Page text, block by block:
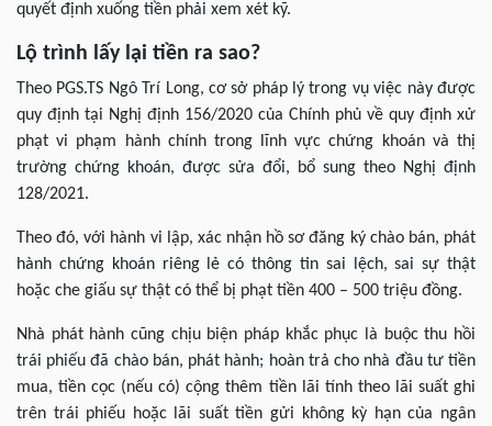
quyết định xuống tiền phải xem xét kỹ.
Lộ trình lấy lại tiền ra sao?
Theo PGS.TS Ngô Trí Long, cơ sở pháp lý trong vụ việc này được
quy định tại Nghị định 156/2020 của Chính phủ về quy định xử
phạt vi phạm hành chính trong lĩnh vực chứng khoán và thị
trường chứng khoán, được sửa đổi, bổ sung theo Nghị định
128/2021.
Theo đó, với hành vi lập, xác nhận hồ sơ đăng ký chào bán, phát
hành chứng khoán riêng lẻ có thông tin sai lệch, sai sự thật
hoặc che giấu sự thật có thể bị phạt tiền 400 – 500 triệu đồng.
Nhà phát hành cũng chịu biện pháp khắc phục là buộc thu hồi
trái phiếu đã chào bán, phát hành; hoàn trả cho nhà đầu tư tiền
mua, tiền cọc (nếu có) cộng thêm tiền lãi tính theo lãi suất ghi
trên trái phiếu hoặc lãi suất tiền gửi không kỳ hạn của ngân